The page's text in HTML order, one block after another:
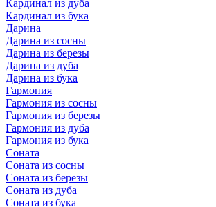
Кардинал из дуба
Кардинал из бука
Дарина
Дарина из сосны
Дарина из березы
Дарина из дуба
Дарина из бука
Гармония
Гармония из сосны
Гармония из березы
Гармония из дуба
Гармония из бука
Соната
Соната из сосны
Соната из березы
Соната из дуба
Соната из бука